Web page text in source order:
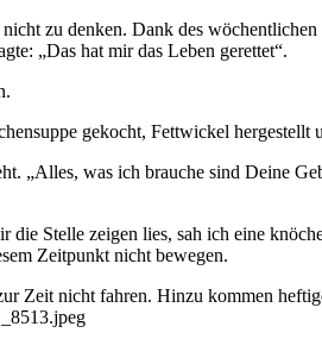
zu denken. Dank des
„Das hat mir das Leben gerettet“.
gekocht, Fettwickel hergestellt
„Alles, was ich brauche sind Deine
Stelle zeigen lies, sah ich eine
Zeitpunkt nicht bewegen.
Zeit nicht fahren. Hinzu kommen